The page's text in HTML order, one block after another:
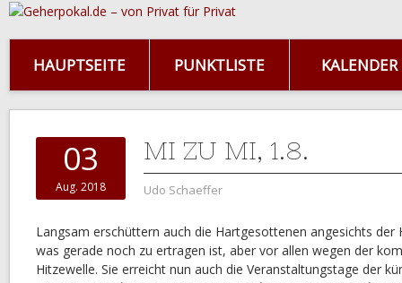
HAUPTSEITE PUNKTLISTE KALENDER
03
Aug. 2018
MI ZU MI, 1.8.
Udo Schaeffer
Langsam erschüttern auch die Hartgesottenen angesichts der
was gerade noch zu ertragen ist, aber vor allen wegen der
Hitzewelle. Sie erreicht nun auch die Veranstaltungstage der